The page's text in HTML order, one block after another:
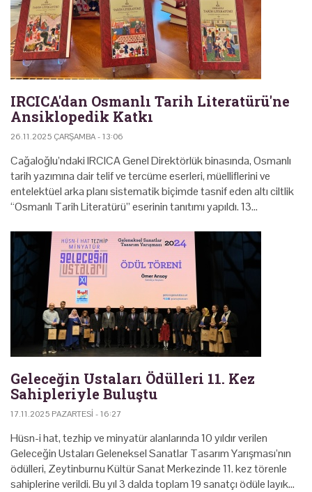
IRCICA'dan Osmanlı Tarih Literatürü'ne
Ansiklopedik Katkı
26.11.2025 ÇARŞAMBA - 13:06
Cağaloğlu’ndaki IRCICA Genel Direktörlük binasında, Osmanlı
tarih yazımına dair telif ve tercüme eserleri, müelliflerini ve
entelektüel arka planı sistematik biçimde tasnif eden altı ciltlik
“Osmanlı Tarih Literatürü” eserinin tanıtımı yapıldı. 13…
Geleceğin Ustaları Ödülleri 11. Kez
Sahipleriyle Buluştu
17.11.2025 PAZARTESI - 16:27
Hüsn-i hat, tezhip ve minyatür alanlarında 10 yıldır verilen
Geleceğin Ustaları Geleneksel Sanatlar Tasarım Yarışması’nın
ödülleri, Zeytinburnu Kültür Sanat Merkezinde 11. kez törenle
sahiplerine verildi. Bu yıl 3 dalda toplam 19 sanatçı ödüle layık…